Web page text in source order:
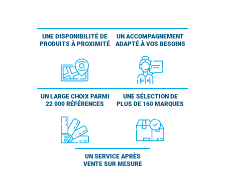
UNE DISPONIBILITÉ DE
PRODUITS À PROXIMITÉ
UN ACCOMPAGNEMENT
ADAPTÉ À VOS BESOINS
UN LARGE CHOIX PARMI
22 000 RÉFÉRENCES
UNE SÉLECTION DE
PLUS DE 160 MARQUES
UN SERVICE APRÈS
VENTE SUR MESURE